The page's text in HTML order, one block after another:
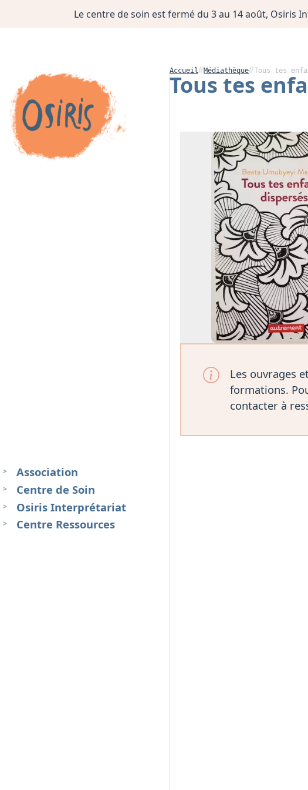
Le centre de soin est fermé du 3 au 14 août, Osiris
Association
Centre de Soin
Osiris Interprétariat
Centre Ressources
Accueil Médiathèque Tous tes
Tous tes
Les ouvrages
formations.
contacter à